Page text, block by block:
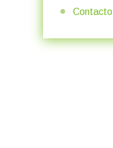
Contacto